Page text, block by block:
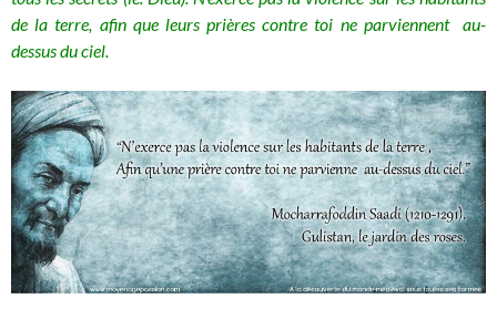
de la terre, afin que leurs prières contre toi ne parviennent au-
dessus du ciel.